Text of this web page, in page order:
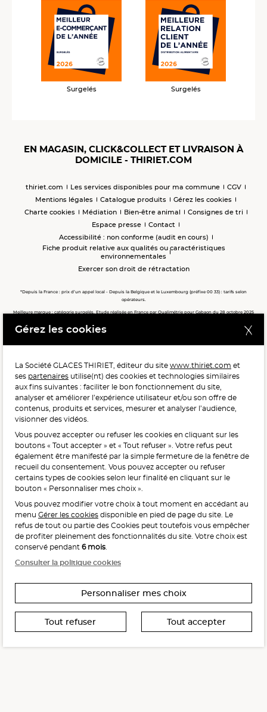
Surgelés Surgelés
EN MAGASIN, CLICK&COLLECT ET LIVRAISON À
DOMICILE - THIRIET.COM
thiriet.com Les services disponibles pour ma commune
CGV
Mentions légales
Catalogue produits
Gérez les cookies
Charte cookies
Médiation Bien-être animal
Consignes de tri
Espace presse
Contact
Accessibilité : non conforme (audit en cours)
Fiche produit relative aux qualités ou caractéristiques
environnementales
Exercer son droit de rétractation
*Depuis la France : prix d’un appel local - Depuis la Belgique et le Luxembourg (préfixe 00 33) : tarifs selon
opérateurs.
Meilleure marque : catégorie surgelés. Etude réalisée en France par Qualimétrie pour Gabaon du 28 octobre 2025
Meilleure chaîne de magasins, Meilleur e-commerçant, Meilleure relation clients : catégorie surgelés. Étude
POUR VOTRE SANTÉ, MANGEZ AU MOINS CINQ FRUITS ET
LÉGUMES PAR JOUR.WWW.MANGERBOUGER.FR
L'abus d'alcool est dangereux pour la santé, à consommer
avec modération.
Interdiction de vente de boissons alcooliques
aux mineurs de moins de 18 ans
La preuve de majorité de l’acheteur est exigée au moment
de la vente en ligne.
Gérez les cookies
La Société GLACES THIRIET, éditeur du site www.thiriet.com et
ses partenaires utilise(nt) des cookies et technologies similaires
aux fins suivantes : faciliter le bon fonctionnement du site,
analyser et améliorer l’expérience utilisateur et/ou son offre de
contenus, produits et services, mesurer et analyser l’audience,
visionner des vidéos.
Vous pouvez accepter ou refuser les cookies en cliquant sur les
boutons « Tout accepter » et « Tout refuser ». Votre refus peut
également être manifesté par la simple fermeture de la fenêtre de
recueil du consentement. Vous pouvez accepter ou refuser
certains types de cookies selon leur finalité en cliquant sur le
bouton « Personnaliser mes choix ».
Vous pouvez modifier votre choix à tout moment en accédant au
menu Gérer les cookies disponible en pied de page du site. Le
refus de tout ou partie des Cookies peut toutefois vous empêcher
de profiter pleinement des fonctionnalités du site. Votre choix est
conservé pendant 6 mois.
Consulter la politique cookies
Personnaliser mes choix
Tout refuser Tout accepter